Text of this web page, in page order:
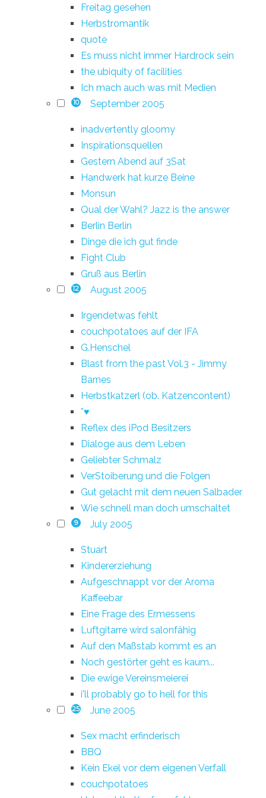
Freitag gesehen
Herbstromantik
quote
Es muss nicht immer Hardrock sein
the ubiquity of facilities
Ich mach auch was mit Medien
10 September 2005
inadvertently gloomy
Inspirationsquellen
Gestern Abend auf 3Sat
Handwerk hat kurze Beine
Monsun
Qual der Wahl? Jazz is the answer
Berlin Berlin
Dinge die ich gut finde
Fight Club
Gruß aus Berlin
12 August 2005
Irgendetwas fehlt
couchpotatoes auf der IFA
G.Henschel
Blast from the past Vol.3 - Jimmy
Barnes
Herbstkatzerl (ob. Katzencontent)
*♥
Reflex des iPod Besitzers
Dialoge aus dem Leben
Geliebter Schmalz
VerStoiberung und die Folgen
Gut gelacht mit dem neuen Salbader
Wie schnell man doch umschaltet
9 July 2005
Stuart
Kindererziehung
Aufgeschnappt vor der Aroma
Kaffeebar
Eine Frage des Ermessens
Luftgitarre wird salonfähig
Auf den Maßstab kommt es an
Noch gestörter geht es kaum...
Die ewige Vereinsmeierei
i'll probably go to hell for this
25 June 2005
Sex macht erfinderisch
BBQ
Kein Ekel vor dem eigenen Verfall
couchpotatoes